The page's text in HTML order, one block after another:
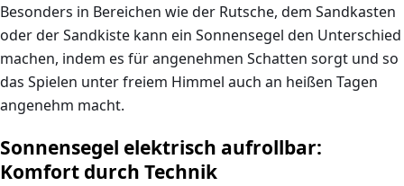
Besonders in Bereichen wie der Rutsche, dem Sandkasten
oder derSandkiste kann ein Sonnensegel den Unterschied
machen, indem es für angenehmen Schatten sorgt und so
das Spielen unter freiem Himmel auch an heißen Tagen
angenehm macht.
Sonnensegel elektrisch aufrollbar:
Komfort durch Technik